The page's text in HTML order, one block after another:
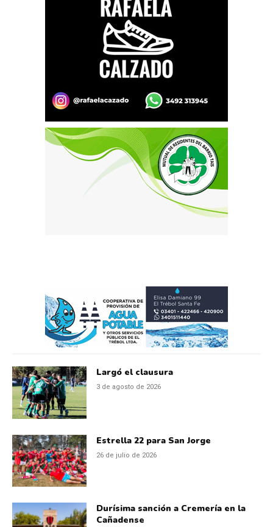
Largó el clausura
3 de agosto de 2026
Estrella 22 para San Jorge
26 de julio de 2026
Durísima sanción a Cremería en la
Cañadense